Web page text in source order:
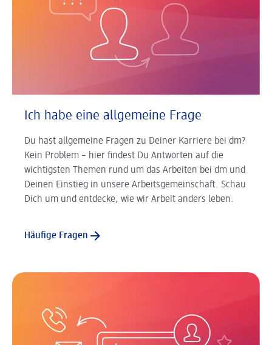
Ich habe eine allgemeine Frage
Du hast allgemeine Fragen zu Deiner Karriere bei dm?
Kein Problem – hier findest Du Antworten auf die
wichtigsten Themen rund um das Arbeiten bei dm und
Deinen Einstieg in unsere Arbeitsgemeinschaft. Schau
Dich um und entdecke, wie wir Arbeit anders leben.
Häufige Fragen